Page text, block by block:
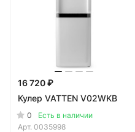
16 720 ₽
Кулер VATTEN V02WKB
0
Есть в наличии
Арт. 0035998